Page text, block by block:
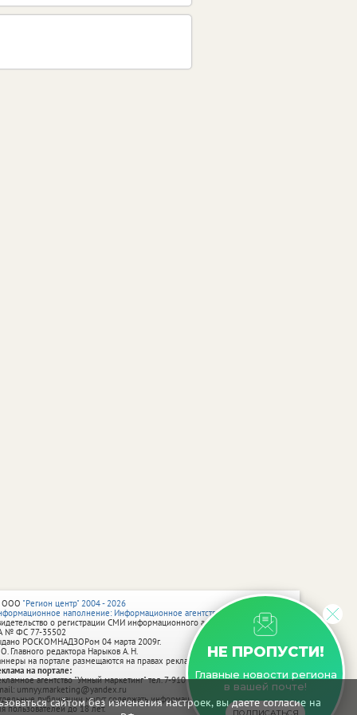
сайтом без изменения настроек, вы даете согласие на
НЕ ПРОПУСТИ!
Главные новости региона
в вашей почте!
"Регион центр" 2004 - 2026
наполнение: Информационное агентство vRossii.ru
о регистрации СМИ информационного агентства vRossii.ru
№ ФС 77‑35502
РОСКОМНАДЗОРом 04 марта 2009г.
Главного редактора Нарыков А. Н.
на портале размещаются на правах рекламы.
на портале:
агентство "Умный маркетинг" тел. 7-910-267-70-40,
umnyy.marketing@yandex.ru
публикации могут содержать информацию, не предназначенную
пользователей до 18 лет.